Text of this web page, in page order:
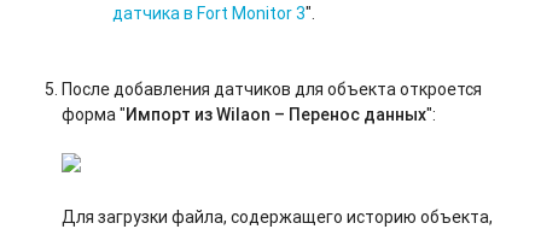
датчика в Fort Monitor 3".
После добавления датчиков для объекта откроется
форма "Импорт из Wilaon – Перенос данных":
Для загрузки файла, содержащего историю объекта,